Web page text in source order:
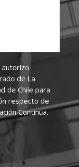
de La
de Chile para
respecto de
Continua.